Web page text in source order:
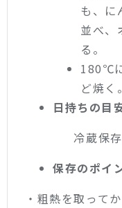
も、に
並べ、
る。
180℃
ど焼く。
日持ちの目
冷蔵保存
保存のポイ
・ 粗熱を取って